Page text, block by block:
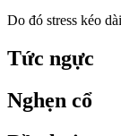
Do đó stress kéo
Tức ngực
Nghẹn cổ